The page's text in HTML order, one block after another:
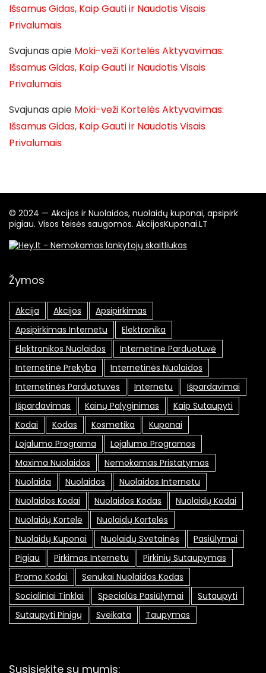
Išsamus Gidas, Kaip Gauti ir Naudotis Visais
Privalumais
Svajunas apie Moki-veži Kortelės Aktyvavimas:
Išsamus Gidas, Kaip Gauti ir Naudotis Visais
Privalumais
Svajunas apie Moki-veži Kortelės Aktyvavimas:
Išsamus Gidas, Kaip Gauti ir Naudotis Visais
Privalumais
© 2024 — Akcijos ir Nuolaidos, nuolaidų kuponai, apsipirk
pigiau. Visos teisės saugomos. AkcijosKuponai.LT
Žymos
Akcija Akcijos
Apsipirkimas
Apsipirkimas Internetu
Elektronika
Elektronikos Nuolaidos
Internetinė Parduotuvė
Internetinė Prekyba
Internetinės Nuolaidos
Internetinės Parduotuvės
Internetu
Išpardavimai
Išpardavimas
Kainų Palyginimas
Kaip Sutaupyti
Kodai
Kodas Kosmetika
Kuponai
Lojalumo Programa
Lojalumo Programos
Maxima Nuolaidos
Nemokamas Pristatymas
Nuolaida
Nuolaidos
Nuolaidos Internetu
Nuolaidos Kodai
Nuolaidos Kodas
Nuolaidų Kodai
Nuolaidų Kortelė
Nuolaidų Kortelės
Nuolaidų Kuponai
Nuolaidų Svetainės
Pasiūlymai
Pigiau
Pirkimas Internetu
Pirkinių Sutaupymas
Promo Kodai
Senukai Nuolaidos Kodas
Socialiniai Tinklai
Specialūs Pasiūlymai
Sutaupyti
Sutaupyti Pinigų
Sveikata Taupymas
Susisiekite su mumis: